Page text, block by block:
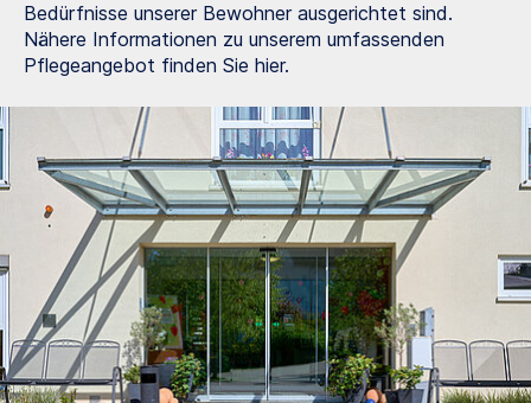
Bedürfnisse unserer Bewohner ausgerichtet sind.
Nähere Informationen zu unserem umfassenden
Pflegeangebot finden Sie hier.